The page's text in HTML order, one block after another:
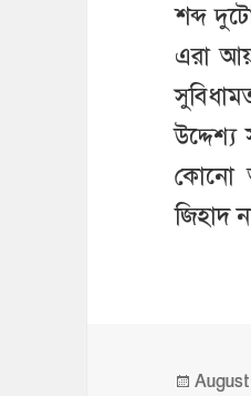
শব্দ
এরা
কোনো
জিহাদ
Posted